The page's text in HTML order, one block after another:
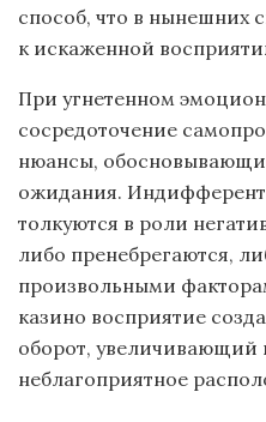
способ, что в нынешних
к искаженной
При угнетенном
сосредоточение
нюансы,
ожидания.
толкуются в роли
либо пренебрегаются,
произвольными
казино восприятие
оборот, увеличивающий
неблагоприятное